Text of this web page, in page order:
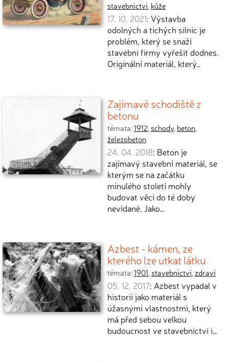
stavebnictví, kůže
17. 10. 2021: Výstavba
odolných a tichých silnic je
problém, který se snaží
stavební firmy vyřešit dodnes.
Originální materiál, který…
Zajímavé schodiště z
betonu
témata:1912, schody, beton,
železobeton
24. 04. 2018: Beton je
zajímavý stavební materiál, se
kterým se na začátku
minulého století mohly
budovat věci do té doby
nevídané. Jako…
Azbest - kámen, ze
kterého lze utkat látku
témata:1901, stavebnictví, zdraví
05. 12. 2017: Azbest vypadal v
historii jako materiál s
úžasnými vlastnostmi, který
má před sebou velkou
budoucnost ve stavebnictví i…